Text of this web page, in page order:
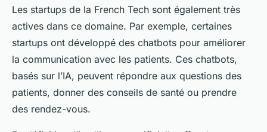
Les startups de la French Tech sont également très
actives dans ce domaine. Par exemple, certaines
startups ont développé des chatbots pour améliorer
la communication avec les patients. Ces chatbots,
basés sur l’IA, peuvent répondre aux questions des
patients, donner des conseils de santé ou prendre
des rendez-vous.